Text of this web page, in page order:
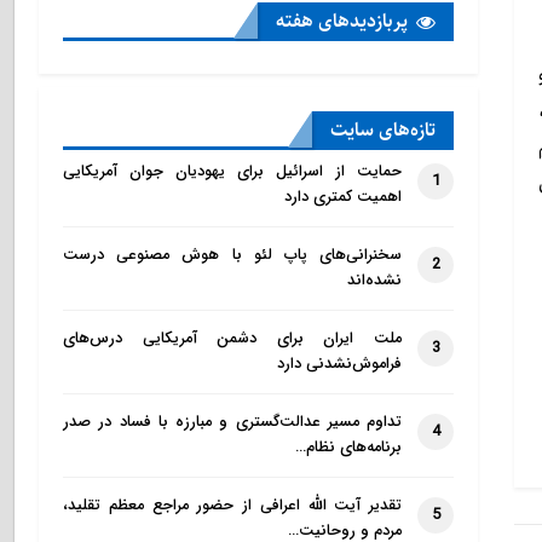
پربازدید‌های هفته
تازه‌‌های سایت
1
حمایت از اسرائیل برای یهودیان جوان آمریکایی
اهمیت کمتری دارد
2
سخنرانی‌های پاپ لئو با هوش مصنوعی درست
نشده‌اند
3
ملت ایران برای دشمن آمریکایی درس‌های
فراموش‌نشدنی دارد
4
تداوم مسیر عدالت‌گستری و مبارزه با فساد در صدر
برنامه‌های نظام…
5
تقدیر آیت الله اعرافی از حضور مراجع معظم تقلید،
مردم و روحانیت…